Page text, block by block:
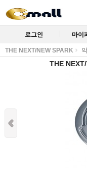
로그인 마이
THE NEXT/NEW SPARK
THE